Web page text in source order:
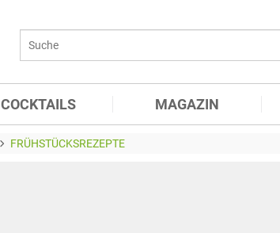
COCKTAILS MAGAZIN
FRÜHSTÜCKSREZEPTE